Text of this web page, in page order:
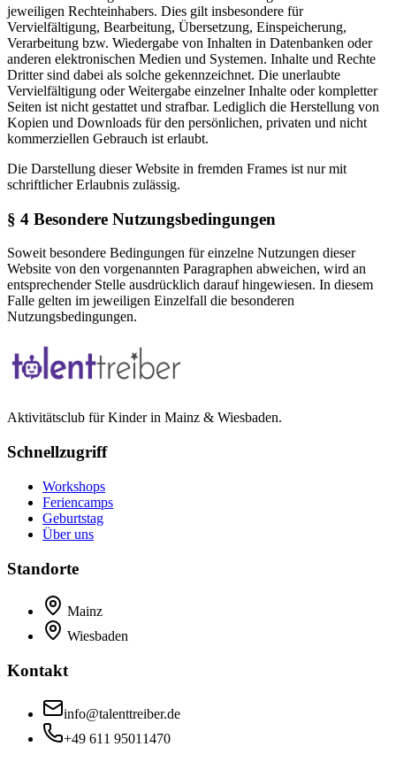
jeweiligen Rechteinhabers. Dies gilt insbesondere für
Vervielfältigung, Bearbeitung, Übersetzung, Einspeicherung,
Verarbeitung bzw. Wiedergabe von Inhalten in Datenbanken oder
anderen elektronischen Medien und Systemen. Inhalte und Rechte
Dritter sind dabei als solche gekennzeichnet. Die unerlaubte
Vervielfältigung oder Weitergabe einzelner Inhalte oder kompletter
Seiten ist nicht gestattet und strafbar. Lediglich die Herstellung von
Kopien und Downloads für den persönlichen, privaten und nicht
kommerziellen Gebrauch ist erlaubt.
Die Darstellung dieser Website in fremden Frames ist nur mit
schriftlicher Erlaubnis zulässig.
§ 4 Besondere Nutzungsbedingungen
Soweit besondere Bedingungen für einzelne Nutzungen dieser
Website von den vorgenannten Paragraphen abweichen, wird an
entsprechender Stelle ausdrücklich darauf hingewiesen. In diesem
Falle gelten im jeweiligen Einzelfall die besonderen
Nutzungsbedingungen.
Aktivitätsclub für Kinder in Mainz & Wiesbaden.
Schnellzugriff
Workshops
Feriencamps
Geburtstag
Über uns
Standorte
Mainz
Wiesbaden
Kontakt
info@talenttreiber.de
+49 611 95011470